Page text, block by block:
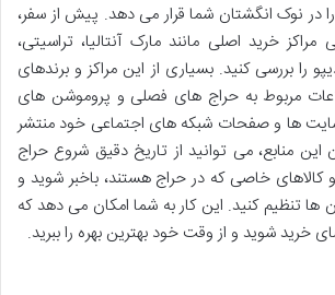
را در نوک انگشتان شما قرار می دهد. پیش از سفر،
خرید اصلی مانند مارک آنتالیا، تراسیتی،
بررسی کنید. بسیاری از این مراکز و برندهای
مربوط به حراج های فصلی و پروموشن های
سایت ها و صفحات شبکه های اجتماعی خود منتشر
این منابع، می توانید از تاریخ دقیق شروع حراج
کالاهای خاصی که در حراج هستند، باخبر شوید و
ها تنظیم کنید. این کار به شما امکان می دهد که
خرید شوید و از وقت خود بهترین بهره را ببرید.